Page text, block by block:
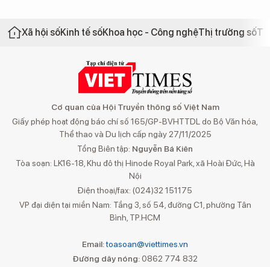
Xã hội sốKinh tế sốKhoa học - Công nghệThị trường số
Cơ quan của Hội Truyền thông số Việt Nam
Giấy phép hoạt động báo chí số 165/GP-BVHTTDL do Bộ Văn hóa,
Thể thao và Du lịch cấp ngày 27/11/2025
Tổng Biên tập: Nguyễn Bá Kiên
Tòa soạn: LK16-18, Khu đô thị Hinode Royal Park, xã Hoài Đức, Hà
Nội
Điện thoại/fax: (024)32 151175
VP đại diện tại miền Nam: Tầng 3, số 54, đường C1, phường Tân
Bình, TP.HCM
Email:toasoan@viettimes.vn
Đường dây nóng: 0862 774 832